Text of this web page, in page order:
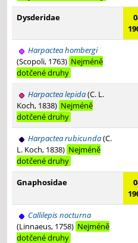
Dysderidae
Harpactea hombergi
(Scopoli, 1763) Nejméně
dotčené druhy
Harpactea lepida(C. L.
Koch, 1838) Nejméně
dotčené druhy
Harpactea rubicunda(C.
L. Koch, 1838) Nejméně
dotčené druhy
Gnaphosidae
Callilepis nocturna
(Linnaeus, 1758) Nejméně
dotčené druhy